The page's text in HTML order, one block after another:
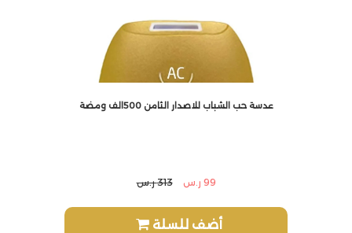
عدسة حب الشباب للاصدار الثامن 500الف ومضة
99 ر.س 313 ر.س
أضف للسلة